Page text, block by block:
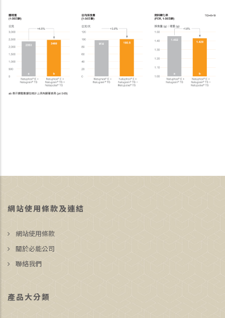
網站使用條款及連結
網站使用條款
關於必能公司
聯絡我們
產品大分類